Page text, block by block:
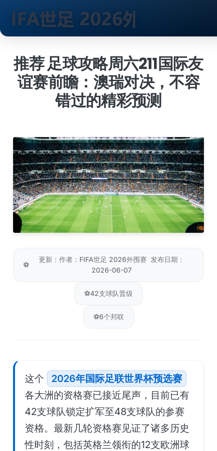
推荐 足球攻略周六211国际友
谊赛前瞻：澳瑞对决，不容
错过的精彩预测
⚽
更新：作者：FIFA世足 2026外围赛 发布日期：
2026-06-07
⚽42支球队晋级
⚽6个邦联
这个
2026年国际足联世界杯预选赛
各大洲的资格赛已接近尾声，目前已有
42支球队锁定扩军至48支球队的参赛
资格。最新几轮资格赛见证了诸多历史
性时刻，包括英格兰领衔的12支欧洲球